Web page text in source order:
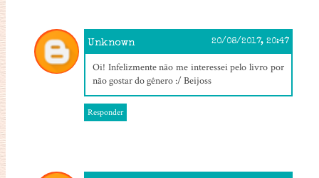
Unknown 20/08/2017, 20:47
Oi! Infelizmente não me interessei pelo livro por
não gostar do gênero :/ Beijoss
Responder